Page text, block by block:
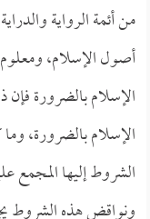
من أئمة الرواية
أصول الإسلام،
الإسلام بالضرورة
الإسلام بالضرورة،
الشروط إليها المجمع